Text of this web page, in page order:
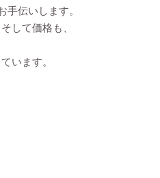
手伝いします。
して価格も、
います。